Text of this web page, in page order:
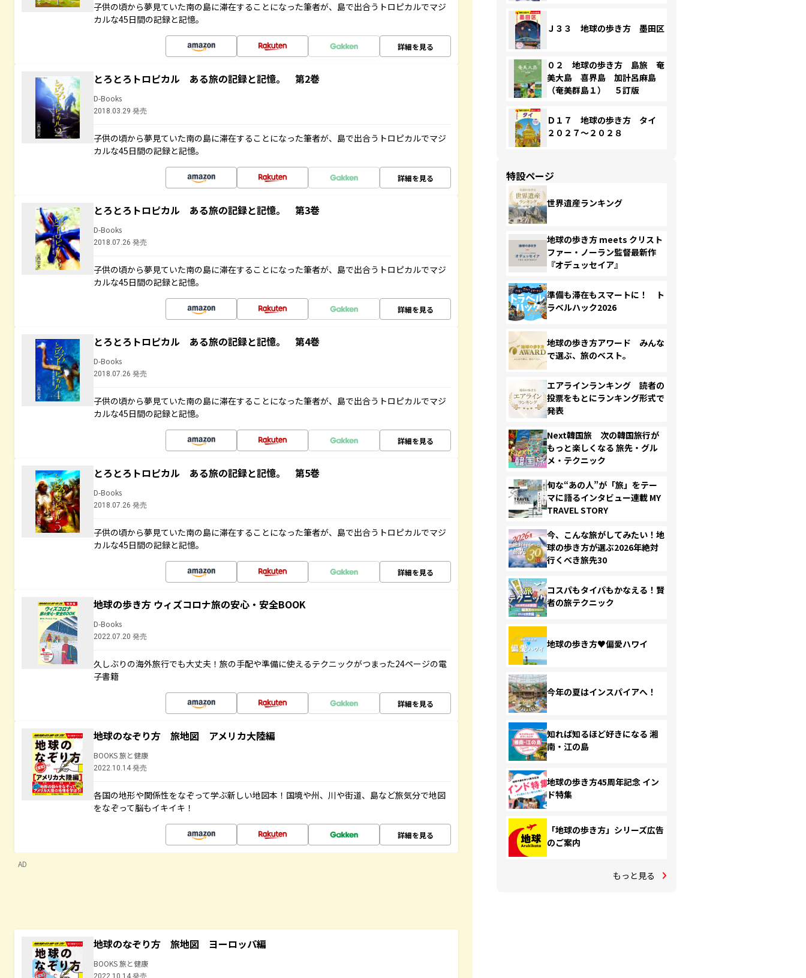
子供の頃から夢見ていた南の島に滞在することになった筆者が、島で出合うトロピカルでマジ
カルな45日間の記録と記憶。
詳細を見る
とろとろトロピカル ある旅の記録と記憶。 第2巻
D-Books
2018.03.29 発売
子供の頃から夢見ていた南の島に滞在することになった筆者が、島で出合うトロピカルでマジ
カルな45日間の記録と記憶。
詳細を見る
とろとろトロピカル ある旅の記録と記憶。 第3巻
D-Books
2018.07.26 発売
子供の頃から夢見ていた南の島に滞在することになった筆者が、島で出合うトロピカルでマジ
カルな45日間の記録と記憶。
詳細を見る
とろとろトロピカル ある旅の記録と記憶。 第4巻
D-Books
2018.07.26 発売
子供の頃から夢見ていた南の島に滞在することになった筆者が、島で出合うトロピカルでマジ
カルな45日間の記録と記憶。
詳細を見る
とろとろトロピカル ある旅の記録と記憶。 第5巻
D-Books
2018.07.26 発売
子供の頃から夢見ていた南の島に滞在することになった筆者が、島で出合うトロピカルでマジ
カルな45日間の記録と記憶。
詳細を見る
地球の歩き方 ウィズコロナ旅の安心・安全BOOK
D-Books
2022.07.20 発売
久しぶりの海外旅行でも大丈夫！旅の手配や準備に使えるテクニックがつまった24ページの電
子書籍
詳細を見る
地球のなぞり方 旅地図 アメリカ大陸編
BOOKS 旅と健康
2022.10.14 発売
各国の地形や関係性をなぞって学ぶ新しい地図本！国境や州、川や街道、島など旅気分で地図
をなぞって脳もイキイキ！
詳細を見る
AD
地球のなぞり方 旅地図 ヨーロッパ編
BOOKS 旅と健康
2022.10.14 発売
Ｊ３３ 地球の歩き方 墨田区
０２ 地球の歩き方 島旅 奄
美大島 喜界島 加計呂麻島
（奄美群島１） ５訂版
Ｄ１７ 地球の歩き方 タイ
２０２７～２０２８
特設ページ
世界遺産ランキング
地球の歩き方 meets クリスト
ファー・ノーラン監督最新作
『オデュッセイア』
準備も滞在もスマートに！ ト
ラベルハック2026
地球の歩き方アワード みんな
で選ぶ、旅のベスト。
エアラインランキング 読者の
投票をもとにランキング形式で
発表
Next韓国旅 次の韓国旅行が
もっと楽しくなる 旅先・グル
メ・テクニック
旬な“あの人”が「旅」をテー
マに語るインタビュー連載 MY
TRAVEL STORY
今、こんな旅がしてみたい！地
球の歩き方が選ぶ2026年絶対
行くべき旅先30
コスパもタイパもかなえる！賢
者の旅テクニック
地球の歩き方♥偏愛ハワイ
今年の夏はインスパイアへ！
知れば知るほど好きになる 湘
南・江の島
地球の歩き方45周年記念 イン
ド特集
「地球の歩き方」シリーズ広告
のご案内
もっと見る